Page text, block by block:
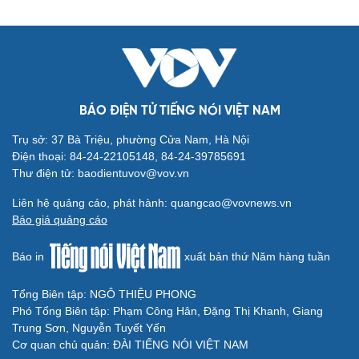
Tư vấn
Câu chuyện thời sự
Cửa sổ tình yêu
Kể chuyện cho bé
Cải chính
BÁO ĐIỆN TỬ TIẾNG NÓI VIỆT NAM
Trụ sở: 37 Bà Triệu, phường Cửa Nam, Hà Nội
Điện thoại: 84-24-22105148, 84-24-39785691
Thư điện tử: baodientuvov@vov.vn
Liên hệ quảng cáo, phát hành: quangcao@vovnews.vn
Báo giá quảng cáo
Báo in xuất bản thứ Năm hàng tuần
Tổng Biên tập: NGÔ THIỆU PHONG
Phó Tổng Biên tập: Phạm Công Hân, Đặng Thị Khanh, Giang
Trung Sơn, Nguyễn Tuyết Yến
Cơ quan chủ quản: ĐÀI TIẾNG NÓI VIỆT NAM